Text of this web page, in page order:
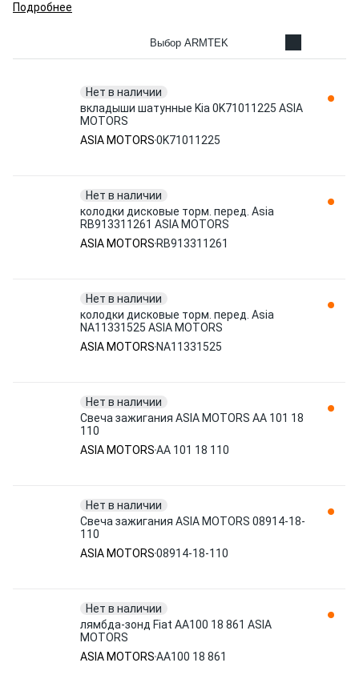
Подробнее
Выбор ARMTEK
Нет в наличии
вкладыши шатунные Kia 0K71011225 ASIA
MOTORS
ASIA MOTORS0K71011225
Нет в наличии
колодки дисковые торм. перед. Asia
RB913311261 ASIA MOTORS
ASIA MOTORS RB913311261
Нет в наличии
колодки дисковые торм. перед. Asia
NA11331525 ASIA MOTORS
ASIA MOTORS NA11331525
Нет в наличии
Свеча зажигания ASIA MOTORS AA 101 18
110
ASIA MOTORSAA 101 18 110
Нет в наличии
Свеча зажигания ASIA MOTORS 08914-18-
110
ASIA MOTORS08914-18-110
Нет в наличии
лямбда-зонд Fiat AA100 18 861 ASIA
MOTORS
ASIA MOTORSAA100 18 861